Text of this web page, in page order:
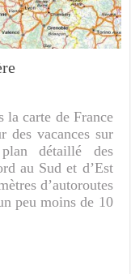
la carte de France
des vacances sur
détaillé des
au Sud et d’Est
d’autoroutes
peu moins de 10